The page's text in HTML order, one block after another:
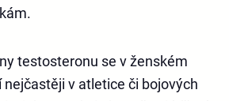
testosteronu se v ženském
nejčastěji v atletice či bojových